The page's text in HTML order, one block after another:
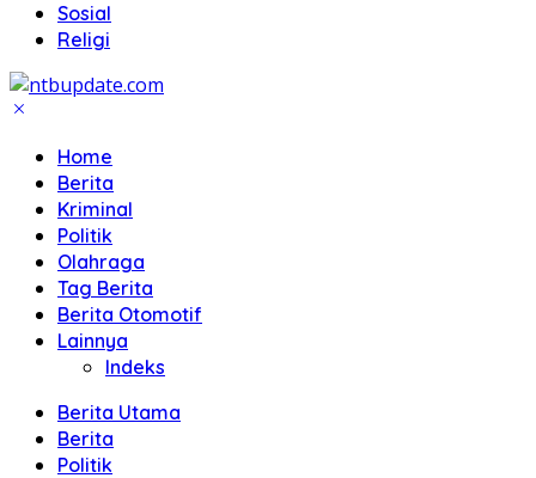
Sosial
Religi
Home
Berita
Kriminal
Politik
Olahraga
Tag Berita
Berita Otomotif
Lainnya
Indeks
Berita Utama
Berita
Politik